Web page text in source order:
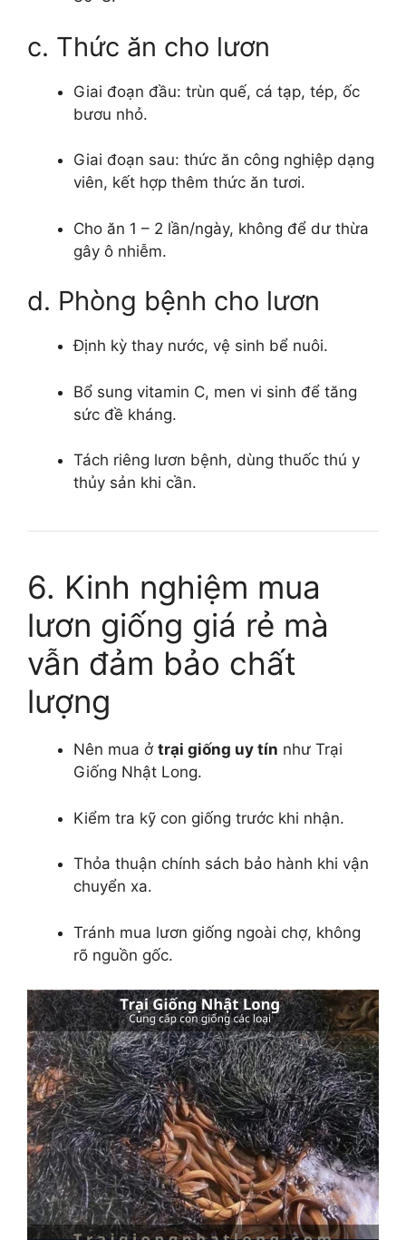
c. Thức ăn cho lươn
Giai đoạn đầu: trùn quế, cá tạp, tép, ốc
bươu nhỏ.
Giai đoạn sau: thức ăn công nghiệp dạng
viên, kết hợp thêm thức ăn tươi.
Cho ăn 1 – 2 lần/ngày, không để dư thừa
gây ô nhiễm.
d. Phòng bệnh cho lươn
Định kỳ thay nước, vệ sinh bể nuôi.
Bổ sung vitamin C, men vi sinh để tăng
sức đề kháng.
Tách riêng lươn bệnh, dùng thuốc thú y
thủy sản khi cần.
6. Kinh nghiệm mua
lươn giống giá rẻ mà
vẫn đảm bảo chất
lượng
Nên mua ở trại giống uy tín như Trại
Giống Nhật Long.
Kiểm tra kỹ con giống trước khi nhận.
Thỏa thuận chính sách bảo hành khi vận
chuyển xa.
Tránh mua lươn giống ngoài chợ, không
rõ nguồn gốc.